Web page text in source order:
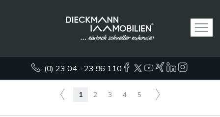
(0) 23 04 - 23 96 110
1 2 3 4 5